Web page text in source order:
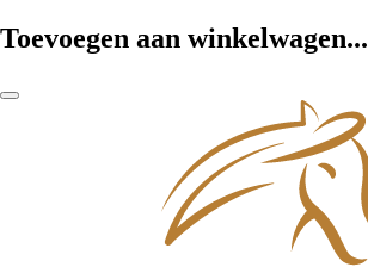
Toevoegen aan winkelwagen...